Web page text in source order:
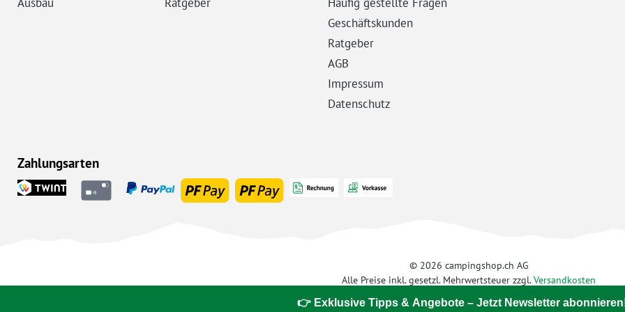
Geschäftskunden
Ratgeber
AGB
Impressum
Datenschutz
Zahlungsarten
© 2026 campingshop.ch AG
Alle Preise inkl. gesetzl. Mehrwertsteuer zzgl.Versandkosten
👉 Exklusive Tipps & Angebote – Jetzt Newsletter